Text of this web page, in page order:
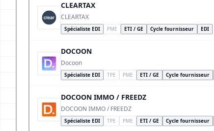
CLEARTAX
CLEARTAX
Spécialiste EDI PME ETI / GE Cycle fournisseur EDI
DOCOON
Docoon
Spécialiste EDI TPE PME ETI / GE Cycle fournisseur
DOCOON IMMO / FREEDZ
DOCOON IMMO / FREEDZ
Spécialiste EDI TPE PME ETI / GE Cycle fournisseur